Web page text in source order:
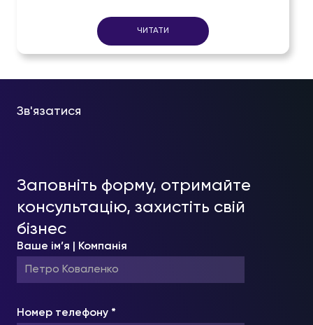
ЧИТАТИ
Зв'язатися
Заповніть форму, отримайте
консультацію, захистіть свій
бізнес
Ваше ім’я | Компанія
Номер телефону *